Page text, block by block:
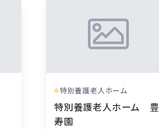
●特別養護老人ホーム
特別養護老人ホーム 豊
寿園